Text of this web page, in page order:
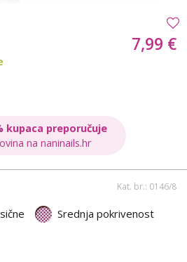
7,99 €
kupaca preporučuje
na naninails.hr
Kat. br.: 0146/8
Srednja pokrivenost